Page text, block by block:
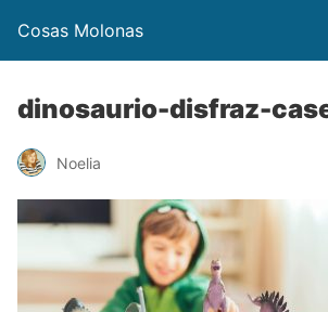
Cosas Molonas
dinosaurio-disfraz-
Noelia